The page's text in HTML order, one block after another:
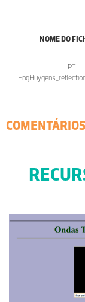
NOME DO
PT
COMENTÁRIOS